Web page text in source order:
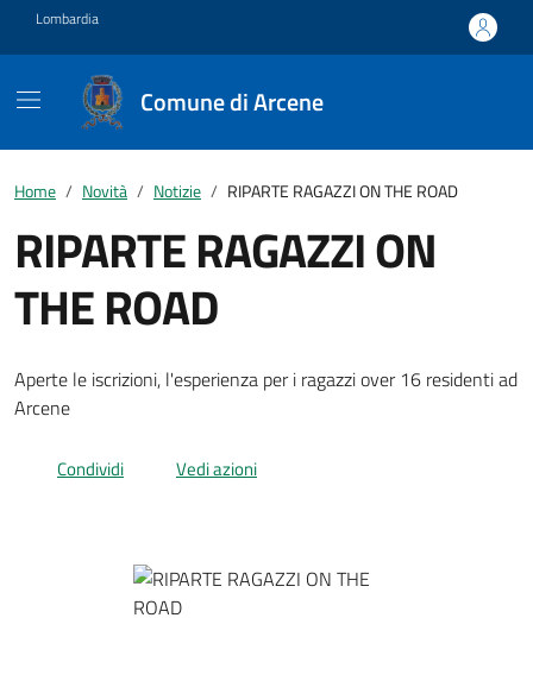
Vai ai contenuti
Vai al footer
Lombardia
Comune di Arcene
Home Novità Notizie RIPARTE RAGAZZI ON THE ROAD
RIPARTE RAGAZZI ON
THE ROAD
Aperte le iscrizioni, l'esperienza per i ragazzi over 16 residenti ad
Arcene
Condividi Vedi azioni